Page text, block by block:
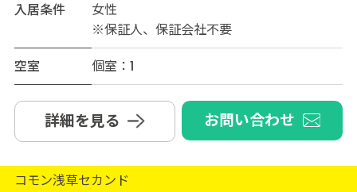
入居条件
女性
※保証人、保証会社不要
空室
個室：1
詳細を見る お問い合わせ
コモン浅草セカンド